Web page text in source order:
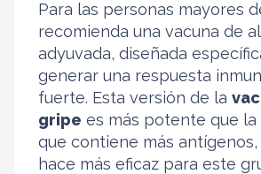
Para las personas mayores
recomienda una vacuna de
adyuvada, diseñada
generar una respuesta
fuerte. Esta versión de la
gripe es más potente que la
que contiene más
hace más eficaz para este